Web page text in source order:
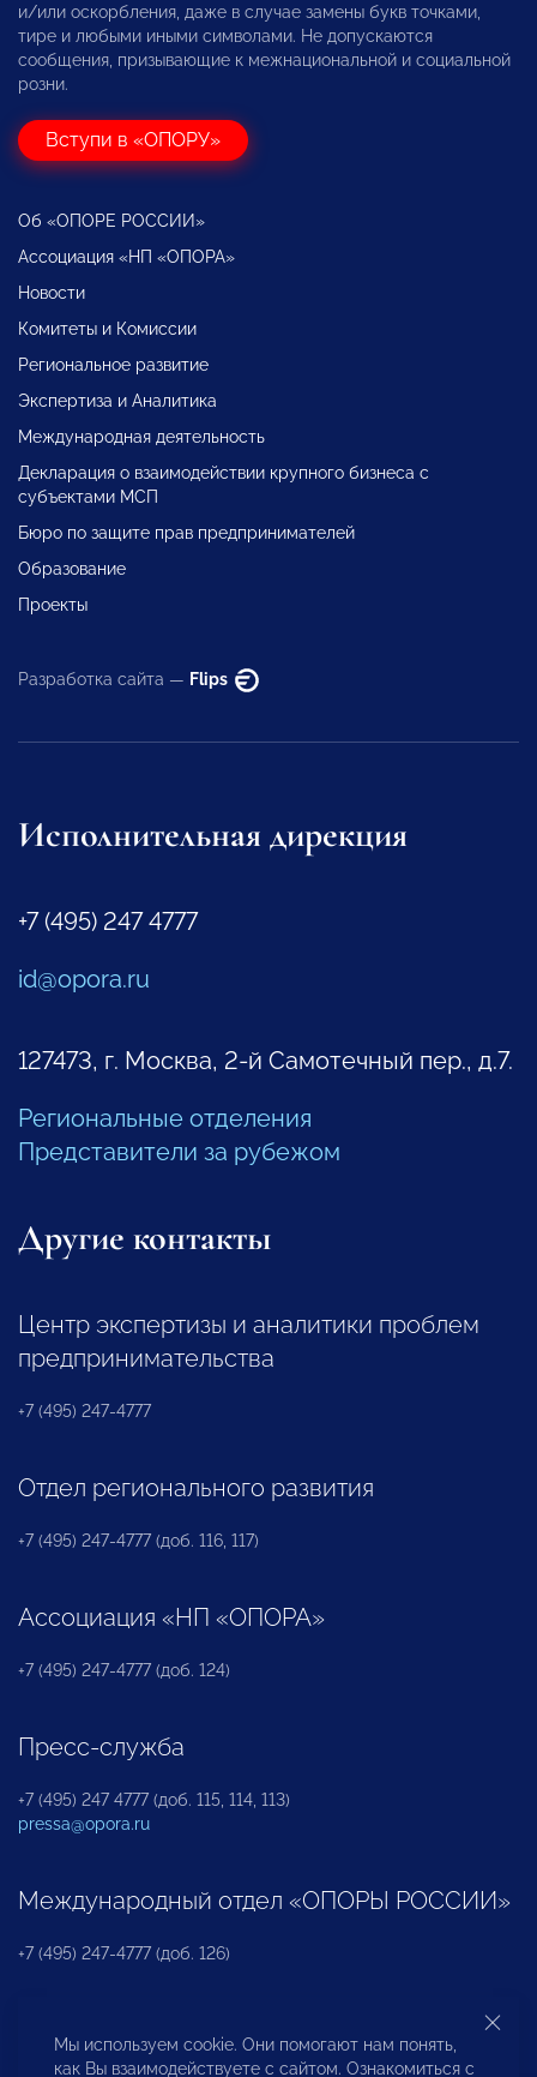
и/или оскорбления, даже в случае замены букв точками,
тире и любыми иными символами. Не допускаются
сообщения, призывающие к межнациональной и социальной
розни.
Вступи в «ОПОРУ»
Об «ОПОРЕ РОССИИ»
Ассоциация «НП «ОПОРА»
Новости
Комитеты и Комиссии
Региональное развитие
Экспертиза и Аналитика
Международная деятельность
Декларация о взаимодействии крупного бизнеса с
субъектами МСП
Бюро по защите прав предпринимателей
Образование
Проекты
Разработка сайта — Flips
Исполнительная дирекция
+7 (495) 247 4777
id@opora.ru
127473, г. Москва, 2-й Самотечный пер., д.7.
Региональные отделения
Представители за рубежом
Другие контакты
Центр экспертизы и аналитики проблем
предпринимательства
+7 (495) 247-4777
Отдел регионального развития
+7 (495) 247-4777 (доб. 116, 117)
Ассоциация «НП «ОПОРА»
+7 (495) 247-4777 (доб. 124)
Пресс-служба
+7 (495) 247 4777 (доб. 115, 114, 113)
pressa@opora.ru
Международный отдел «ОПОРЫ РОССИИ»
+7 (495) 247-4777 (доб. 126)
Бюро по защите прав предпринимателей и
инвесторов
Мы используем cookie. Они помогают нам понять,
как Вы взаимодействуете с сайтом. Ознакомиться с